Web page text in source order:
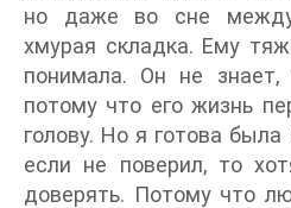
но даже во сне между
хмурая складка. Ему
понимала. Он не
потому что его жизнь
голову. Но я готова
если не поверил, то
доверять. Потому что